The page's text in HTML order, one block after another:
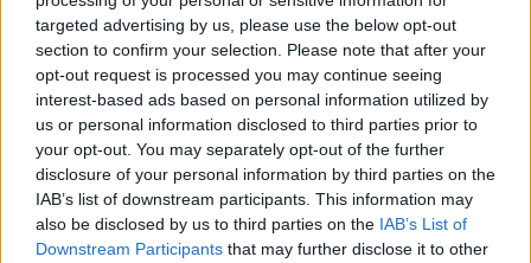
targeted advertising by us, please use the below opt-out
section to confirm your selection. Please note that after your
opt-out request is processed you may continue seeing
interest-based ads based on personal information utilized by
us or personal information disclosed to third parties prior to
your opt-out. You may separately opt-out of the further
disclosure of your personal information by third parties on the
IAB’s list of downstream participants. This information may
also be disclosed by us to third parties on the IAB’s List of
Downstream Participants that may further disclose it to other
(προσφορά από Συλλόγους Γυναικών της
περιοχής).
Το απόγευμα της ίδιας μέρας, η δημοτική αρχή
Ευρώτα ξενάγησε τις φιλοξενούμενες
αγρότισσες – συνέδρους στο Παλαιομονάστηρο
του Βρονταμά, καθώς επίσης στους
Αρχαιολογικούς Χώρους του Γερακίου.